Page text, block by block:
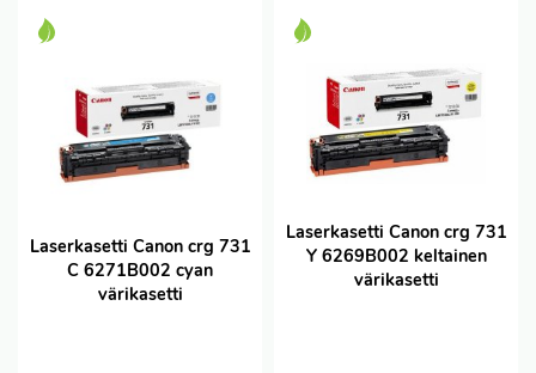
Laserkasetti Canon crg 731
C 6271B002 cyan
värikasetti
Laserkasetti Canon crg 731
Y 6269B002 keltainen
värikasetti